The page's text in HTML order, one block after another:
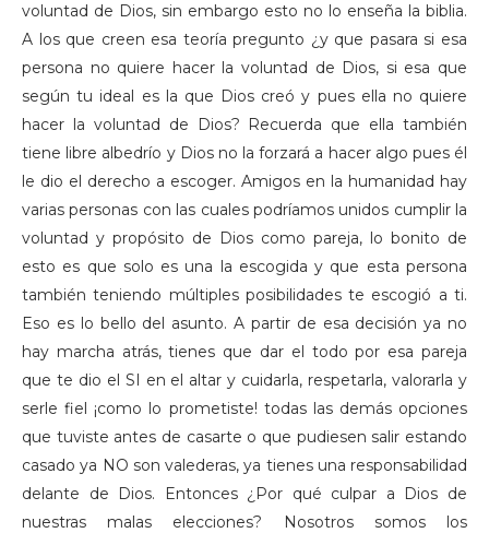
voluntad de Dios, sin embargo esto no lo enseña la biblia.
A los que creen esa teoría pregunto ¿y que pasara si esa
persona no quiere hacer la voluntad de Dios, si esa que
según tu ideal es la que Dios creó y pues ella no quiere
hacer la voluntad de Dios? Recuerda que ella también
tiene libre albedrío y Dios no la forzará a hacer algo pues él
le dio el derecho a escoger. Amigos en la humanidad hay
varias personas con las cuales podríamos unidos cumplir la
voluntad y propósito de Dios como pareja, lo bonito de
esto es que solo es una la escogida y que esta persona
también teniendo múltiples posibilidades te escogió a ti.
Eso es lo bello del asunto. A partir de esa decisión ya no
hay marcha atrás, tienes que dar el todo por esa pareja
que te dio el SI en el altar y cuidarla, respetarla, valorarla y
serle fiel ¡como lo prometiste! todas las demás opciones
que tuviste antes de casarte o que pudiesen salir estando
casado ya NO son valederas, ya tienes una responsabilidad
delante de Dios. Entonces ¿Por qué culpar a Dios de
nuestras malas elecciones? Nosotros somos los